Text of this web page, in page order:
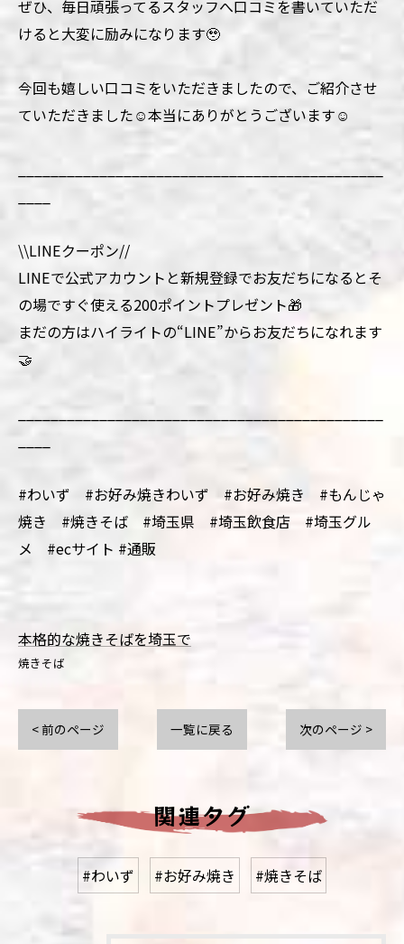
ぜひ、毎日頑張ってるスタッフへ口コミを書いていただ
けると大変に励みになります🥹
今回も嬉しい口コミをいただきましたので、ご紹介させ
ていただきました☺️本当にありがとうございます☺️
\\LINEクーポン//
LINEで公式アカウントと新規登録でお友だちになるとそ
の場ですぐ使える200ポイントプレゼント🎁
まだの方はハイライトの“LINE”からお友だちになれます
🤝
#わいず #お好み焼きわいず #お好み焼き #もんじゃ
焼き #焼きそば #埼玉県 #埼玉飲食店 #埼玉グル
メ #ecサイト #通販
本格的な焼きそばを埼玉で
焼きそば
< 前のページ 一覧に戻る 次のページ >
関連タグ
#わいず #お好み焼き #焼きそば